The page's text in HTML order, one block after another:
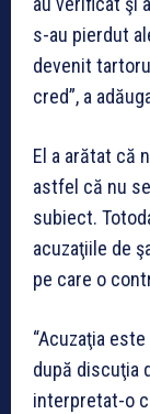
s-au pierdut
devenit
cred”, a
El a arătat că
astfel că nu
subiect.
acuzaţiile de
pe care o
“Acuzaţia
după discuţia
interpretat-o